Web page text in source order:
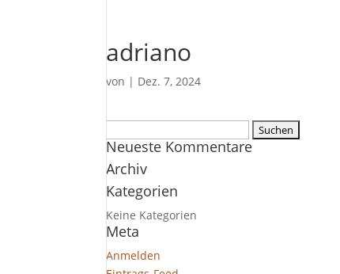
adriano
von | Dez. 7, 2024
nach:
Neueste Kommentare
Archiv
Kategorien
Keine Kategorien
Meta
Anmelden